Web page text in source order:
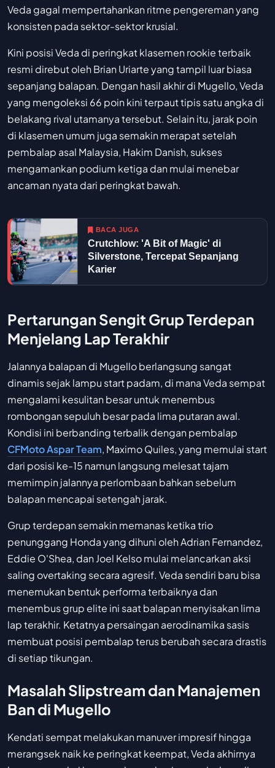
Veda gagal mempertahankan ritme pengereman yang
konsisten pada sektor-sektor krusial.
Kini posisi Veda di peringkat klasemen rookie terbaik
resmi direbut oleh Brian Uriarte yang tampil luar biasa
sepanjang balapan. Dengan hasil akhir di Mugello, Veda
yang mengoleksi 66 poin kini terpaut tipis satu angka di
belakang rival utamanya tersebut. Selain itu, jarak poin
di klasemen umum juga semakin merapat setelah
pembalap asal Malaysia, Hakim Danish, sukses
mengamankan podium ketiga dan mulai menebar
ancaman nyata dari peringkat bawah.
BACA JUGA
Crutchlow: 'A Bit of Magic' di
Silverstone, Tercepat Sepanjang
Karier
Pertarungan Sengit Grup Terdepan
Menjelang Lap Terakhir
Jalannya balapan di Mugello berlangsung sangat
dinamis sejak lampu start padam, di mana Veda sempat
mengalami kesulitan besar untuk menembus
rombongan sepuluh besar pada lima putaran awal.
Kondisi ini berbanding terbalik dengan pembalap
CFMoto Aspar Team, Maximo Quiles, yang memulai start
dari posisi ke-15 namun langsung melesat tajam
memimpin jalannya perlombaan bahkan sebelum
balapan mencapai setengah jarak.
Grup terdepan semakin memanas ketika trio
penunggang Honda yang dihuni oleh Adrian Fernandez,
Eddie O'Shea, dan Joel Kelso mulai melancarkan aksi
saling overtaking secara agresif. Veda sendiri baru bisa
menemukan bentuk performa terbaiknya dan
menembus grup elite ini saat balapan menyisakan lima
lap terakhir. Ketatnya persaingan aerodinamika sasis
membuat posisi pembalap terus berubah secara drastis
di setiap tikungan.
Masalah Slipstream dan Manajemen
Ban di Mugello
Kendati sempat melakukan manuver impresif hingga
merangsek naik ke peringkat keempat, Veda akhirnya